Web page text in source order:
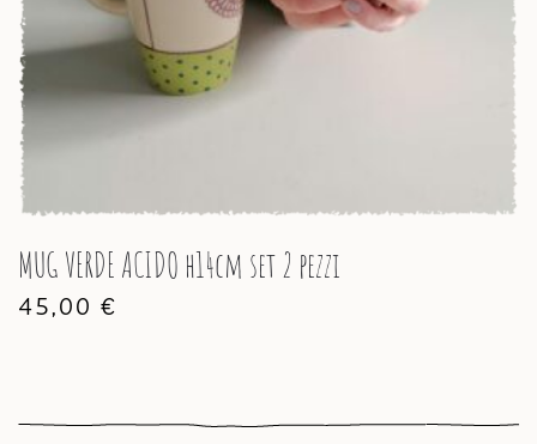
MUG VERDE ACIDO h14cm set 2 pezzi
45,00 €